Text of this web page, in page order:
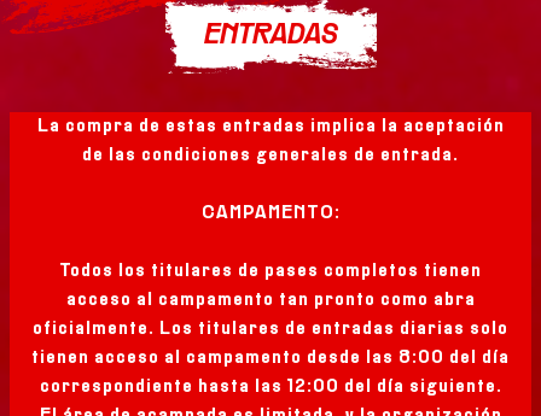
ENTRADAS
La compra de estas entradas implica la aceptación
de las condiciones generales de entrada.
CAMPAMENTO:
Todos los titulares de pases completos tienen
acceso al campamento tan pronto como abra
oficialmente. Los titulares de entradas diarias solo
tienen acceso al campamento desde las 8:00 del día
correspondiente hasta las 12:00 del día siguiente.